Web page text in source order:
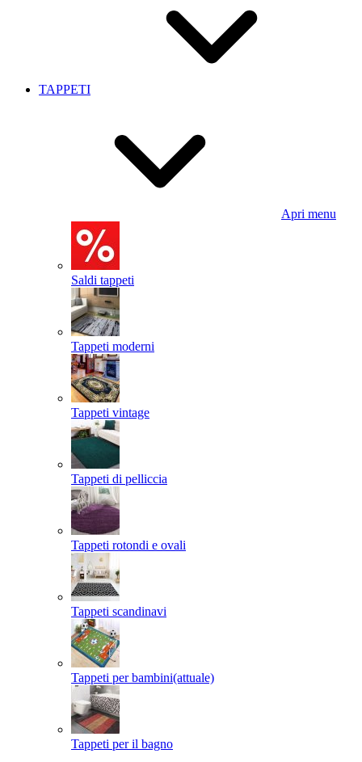
TAPPETI
Apri menu
Saldi tappeti
Tappeti moderni
Tappeti vintage
Tappeti di pelliccia
Tappeti rotondi e ovali
Tappeti scandinavi
Tappeti per bambini(attuale)
Tappeti per il bagno